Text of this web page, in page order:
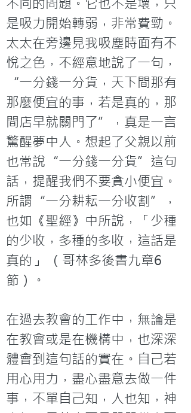
不同的問題。它也不是壞，只
是吸力開始轉弱，非常費勁。
太太在旁邊見我吸塵時面有不
悅之色，不經意地說了一句，
“一分錢一分貨，天下間那有
那麼便宜的事，若是真的，那
間店早就關門了”，真是一言
驚醒夢中人。想起了父親以前
也常說“一分錢一分貨”這句
話，提醒我們不要貪小便宜。
所謂“一分耕耘一分收割”，
也如《聖經》中所說，「少種
的少收，多種的多收，這話是
真的」 （哥林多後書九章6
節）。
在過去教會的工作中，無論是
在教會或是在機構中，也深深
體會到這句話的實在。自己若
用心用力，盡心盡意去做一件
事，不單自己知，人也知，神